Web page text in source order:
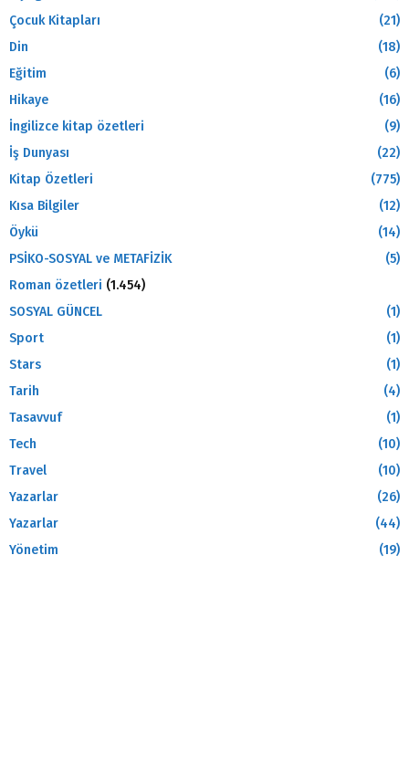
Çocuk Kitapları
(21)
Din
(18)
Eğitim
(6)
Hikaye
(16)
İngilizce kitap özetleri
(9)
İş Dunyası
(22)
Kitap Özetleri
(775)
Kısa Bilgiler
(12)
Öykü
(14)
PSİKO-SOSYAL ve METAFİZİK
(5)
Roman özetleri (1.454)
SOSYAL GÜNCEL
(1)
Sport
(1)
Stars
(1)
Tarih
(4)
Tasavvuf
(1)
Tech
(10)
Travel
(10)
Yazarlar
(26)
Yazarlar
(44)
Yönetim
(19)